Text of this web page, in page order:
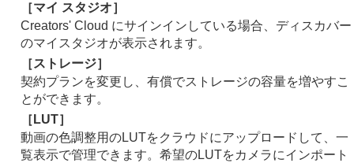
［マイ スタジオ］
Creators' Cloud にサインインしている場合、ディスカバー
のマイスタジオが表示されます。
［ストレージ］
契約プランを変更し、有償でストレージの容量を増やすこ
とができます。
［LUT］
動画の色調整用のLUTをクラウドにアップロードして、一
覧表示で管理できます。希望のLUTをカメラにインポート